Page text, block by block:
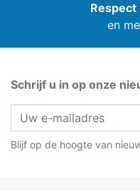
en
Schrijf u in op onze
Blijf op de hoogte van